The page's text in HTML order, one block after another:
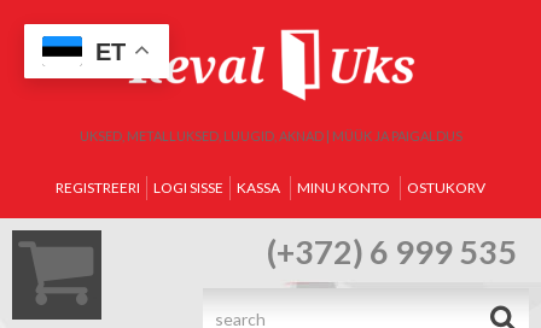
UKSED, METALLUKSED, LUUGID, AKNAD | MÜÜK JA PAIGALDUS
REGISTREERI LOGI SISSE KASSA MINU KONTO OSTUKORV
(+372) 6 999 535
ET